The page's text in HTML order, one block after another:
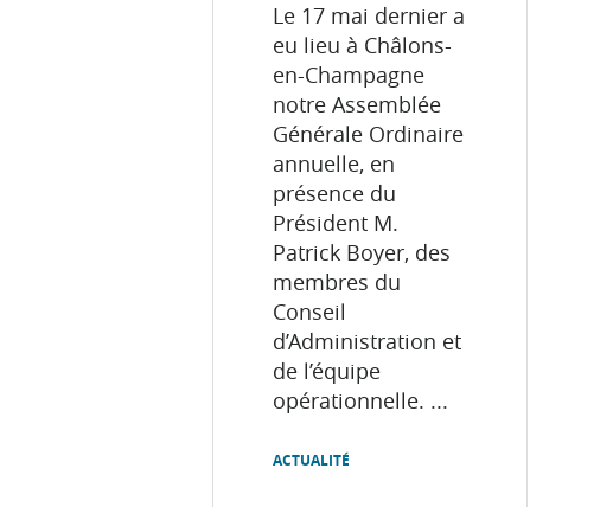
Le 17 mai dernier a
eu lieu à Châlons-
en-Champagne
notre Assemblée
Générale Ordinaire
annuelle, en
présence du
Président M.
Patrick Boyer, des
membres du
Conseil
d’Administration et
de l’équipe
opérationnelle. ...
ACTUALITÉ